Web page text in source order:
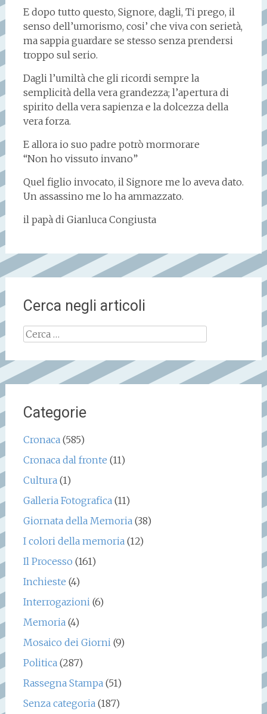
E dopo tutto questo, Signore, dagli, Ti prego, il
senso dell’umorismo, cosi’ che viva con serietà,
ma sappia guardare se stesso senza prendersi
troppo sul serio.
Dagli l’umiltà che gli ricordi sempre la
semplicità della vera grandezza; l’apertura di
spirito della vera sapienza e la dolcezza della
vera forza.
E allora io suo padre potrò mormorare
“Non ho vissuto invano”
Quel figlio invocato, il Signore me lo aveva dato.
Un assassino me lo ha ammazzato.
il papà di Gianluca Congiusta
Cerca negli articoli
Ricerca
Categorie
Cronaca(585)
Cronaca dal fronte (11)
Cultura(1)
Galleria Fotografica(11)
Giornata della Memoria(38)
I colori della memoria(12)
Il Processo (161)
Inchieste (4)
Interrogazioni(6)
Memoria(4)
Mosaico dei Giorni(9)
Politica(287)
Rassegna Stampa(51)
Senza categoria(187)